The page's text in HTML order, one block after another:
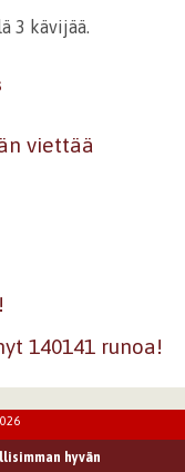
3 kävijää.
viettää
140141 runoa!
hyvän